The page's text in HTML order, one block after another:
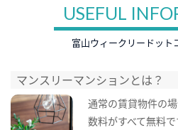
USEFUL
富山ウィークリードット
マンスリーマンションとは？
通常の賃貸物件の
数料がすべて無料で